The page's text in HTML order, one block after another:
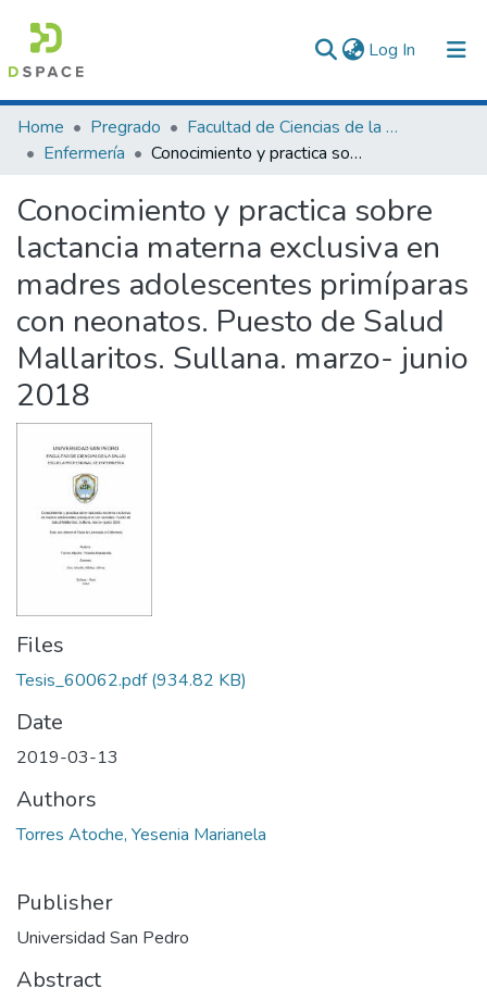
Log In (current)
Communities & Collections
All of DSpace
Statistics
Home Pregrado
Facultad de Ciencias de la Salud
Enfermería
Conocimiento y practica sobre lactancia materna exclusiva en madres adolescentes primíparas con neonatos. Puesto de Salud Mallaritos. Sullana. marzo- junio 2018
Conocimiento y practica sobre
lactancia materna exclusiva en
madres adolescentes primíparas
con neonatos. Puesto de Salud
Mallaritos. Sullana. marzo- junio
2018
Files
Tesis_60062.pdf(934.82 KB)
Date
2019-03-13
Authors
Torres Atoche, Yesenia Marianela
Publisher
Universidad San Pedro
Abstract